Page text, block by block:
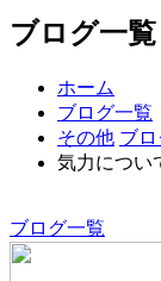
ブログ一覧
ホーム
ブログ一覧
その他 ブ
気力につい
ブログ一覧